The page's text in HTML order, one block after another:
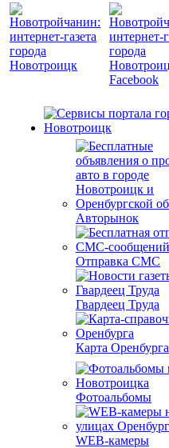
Авторынок
Отправка СМС
Гвардеец Труда
Карта Оренбурга
Фотоальбомы
WEB-камеры